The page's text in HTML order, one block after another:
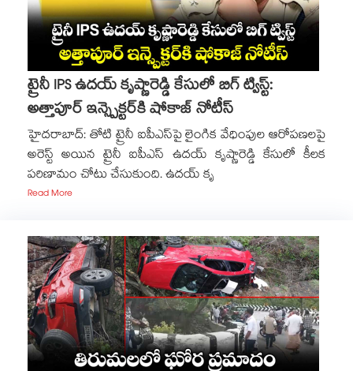
ట్రైనీ IPS ఉదయ్ కృష్ణారెడ్డి కేసులో బిగ్ ట్విస్ట్:
అత్తాపూర్ ఇన్స్పెక్టర్‎కి షోకాజ్ నోటీస్
హైదరాబాద్: తోటి ట్రైనీ ఐపీఎస్‏పై లైంగిక వేధింపుల ఆరోపణలపై
అరెస్ట్ అయిన ట్రైనీ ఐపీఎస్ ఉదయ్ కృష్ణారెడ్డి కేసులో కీలక
పరిణామం చోటు చేసుకుంది. ఉదయ్ కృ
Read More